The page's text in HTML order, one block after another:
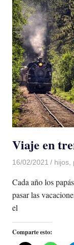
Viaje en
16/02/2021 De
hijos,
Cada año los
pasar las
el
Comparte esto: